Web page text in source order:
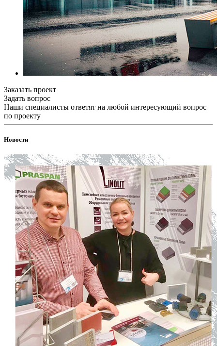
Заказать проект
Задать вопрос
Наши специалисты ответят на любой интересующий вопрос
по проекту
Новости